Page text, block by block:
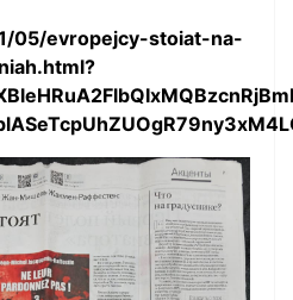
05/evropejcy-stoiat-na-